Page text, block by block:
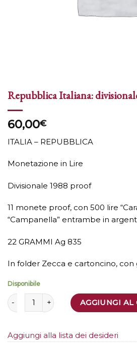
Repubblica Italiana:
60,00€
ITALIA – REPUBBLICA
Monetazione in Lire
Divisionale 1988 proof
11 monete proof, con 500 lire
“Campanella” entrambe in
22 GRAMMI Ag 835
In folder Zecca e cartoncino, con
Disponibile
Quantità AGGIUNGI AL
Aggiungi alla lista dei desideri